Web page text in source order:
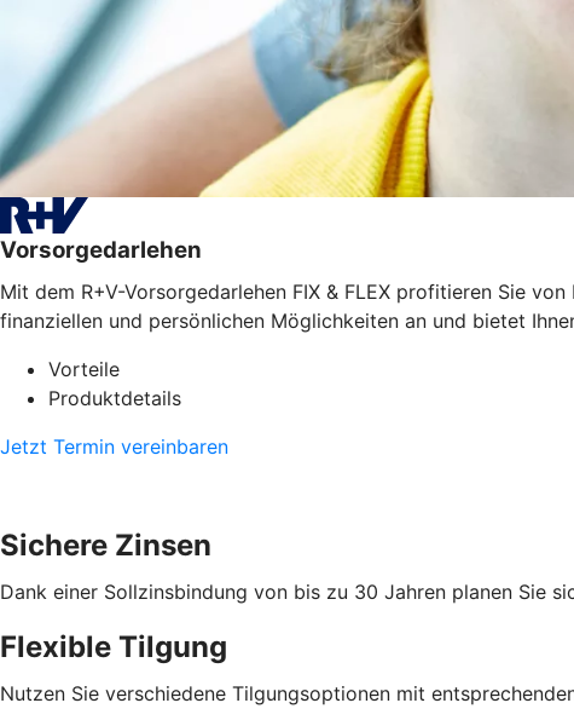
Vorsorgedarlehen
Mit dem R+V-Vorsorgedarlehen FIX & FLEX profitieren Sie
finanziellen und persönlichen Möglichkeiten an und bietet
Vorteile
Produktdetails
Jetzt Termin vereinbaren
Sichere Zinsen
Dank einer Sollzinsbindung von bis zu 30 Jahren planen Sie
Flexible Tilgung
Nutzen Sie verschiedene Tilgungsoptionen mit